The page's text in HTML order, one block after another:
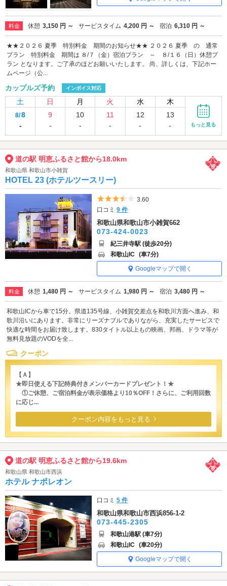
料金 休憩 3,150 円 ～ サービスタイム 4,200 円 ～ 宿泊 6,310 円 ～
★★２０２６ 夏季 特別料金 期間のお知らせ★★ ２０２６ 夏季 の 通常
プラン 特別料金 期間は ８/７（金）宿泊プラン ～ ８/１６（日）休憩プ
ラン となります。ご了承のほどお願いいたします。 尚、詳しくは、下記ホー
ムページ（公...
カップルズ予約 インボイス対応
土 日 月 火 水 木
8/8
-
9
-
10
-
11
-
12
-
13
-
もっと見る
道の駅 明恵ふるさと館から18.0km
和歌山県 和歌山市小雑賀
HOTEL 23 (ホテルツースリー)
5つ星のうち3.5
3.60
口コミ9 件
和歌山県和歌山市小雑賀662
073-424-0023
紀三井寺駅 (徒歩20分)
和歌山IC (車7分)
Googleマップで開く
料金 休憩 1,480 円 ～ サービスタイム 1,980 円 ～ 宿泊 3,480 円 ～
和歌山ICから車で15分。県道135号線、小雑賀交差点を和歌川方面へ進み、和
歌川沿いにあります。非常にリーズナブルでありながら、充実したサービスで
快適な時間をお届け致します。830タイトル以上もの映画、邦画、ドラマ等が
無料見放題のVODを全...
クーポン
【Ａ】
★即日使える下記特典付きメンバーカードプレゼント！★
①ご休憩、ご宿泊料金が表示価格より10％OFF！さらに、ご利用回数
に応じ...
クーポン内容をもっと見る
道の駅 明恵ふるさと館から19.6km
和歌山県 和歌山市西浜
ホテル ナポレオン
口コミ5 件
和歌山県和歌山市西浜856-1-2
073-445-2305
和歌山港駅 (車7分)
和歌山IC (車20分)
Googleマップで開く